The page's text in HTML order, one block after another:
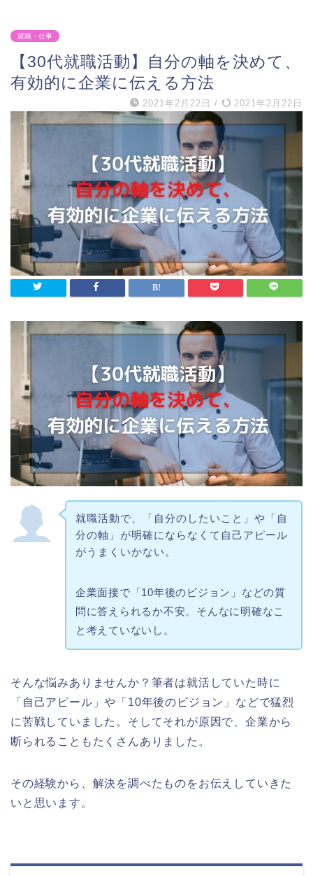
就職・仕事
【30代就職活動】自分の軸を決めて、
有効的に企業に伝える方法
2021年2月22日 / 2021年2月22日
就職活動で、「自分のしたいこと」や「自
分の軸」が明確にならなくて自己アピール
がうまくいかない。
企業面接で「10年後のビジョン」などの質
問に答えられるか不安。そんなに明確なこ
と考えていないし。
そんな悩みありませんか？筆者は就活していた時に
「自己アピール」や「10年後のビジョン」などで猛烈
に苦戦していました。そしてそれが原因で、企業から
断られることもたくさんありました。
その経験から、解決を調べたものをお伝えしていきた
いと思います。